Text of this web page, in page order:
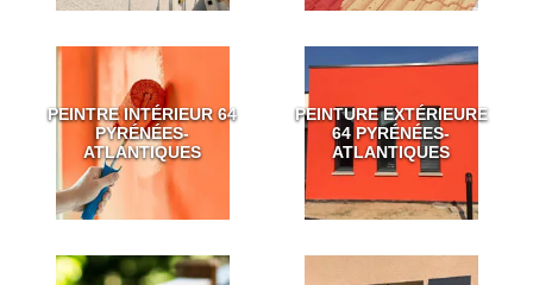
PEINTRE INTÉRIEUR 64
PYRÉNÉES-
ATLANTIQUES
PEINTURE EXTÉRIEURE
64 PYRÉNÉES-
ATLANTIQUES